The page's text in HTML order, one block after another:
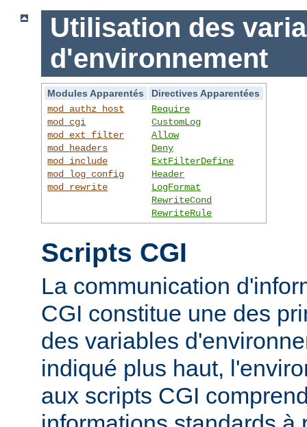
Utilisation des
d'environnement
Modules Apparentés
Directives Apparentées
mod_authz_host
mod_cgi
mod_ext_filter
mod_headers
mod_include
mod_log_config
mod_rewrite
Require
CustomLog
Allow
Deny
ExtFilterDefine
Header
LogFormat
RewriteCond
RewriteRule
Scripts CGI
La communication
CGI constitue une des
des variables
indiqué plus haut,
aux scripts CGI